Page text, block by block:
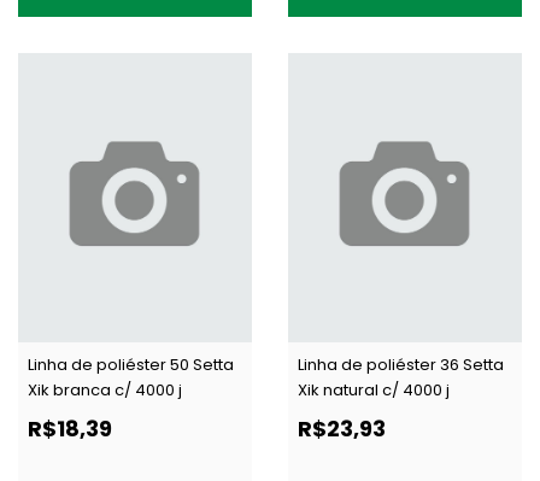
Linha de poliéster 50 Setta
Xik branca c/ 4000 j
R$18,39
Linha de poliéster 36 Setta
Xik natural c/ 4000 j
R$23,93